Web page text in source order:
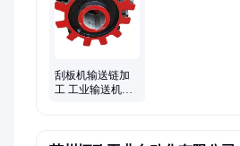
刮板机输送链加
工 工业输送机单